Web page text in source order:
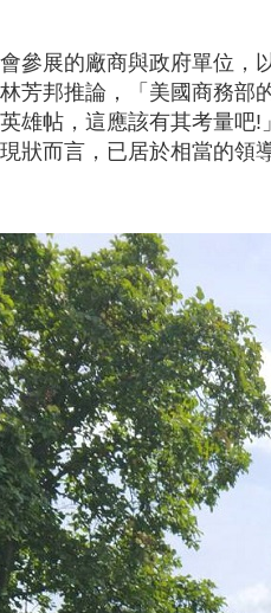
會參展的廠商與政府單位
芳邦推論，「美國商務部
雄帖，這應該有其考量吧!
狀而言，已居於相當的領